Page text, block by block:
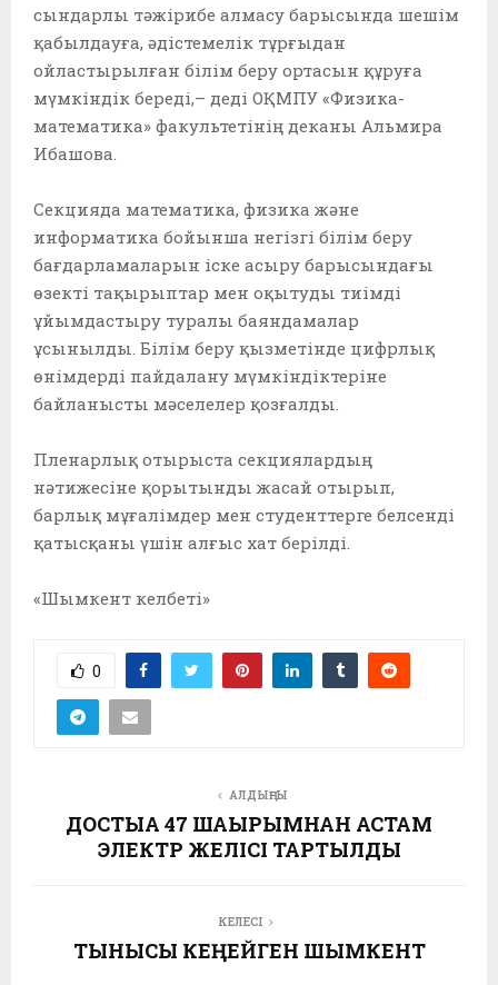
сындарлы тәжірибе алмасу барысында шешім
қабылдауға, әдістемелік тұрғыдан
ойластырылған білім беру ортасын құруға
мүмкіндік береді,– деді ОҚМПУ «Физика-
математика» факультетінің деканы Альмира
Ибашова.⁣⁣⠀
Секцияда математика, физика және
информатика бойынша негізгі білім беру
бағдарламаларын іске асыру барысындағы
өзекті тақырыптар мен оқытуды тиімді
ұйымдастыру туралы баяндамалар
ұсынылды. Білім беру қызметінде цифрлық
өнімдерді пайдалану мүмкіндіктеріне
байланысты мәселелер қозғалды. ⁣⁣⠀⁣⁣⠀
Пленарлық отырыста секциялардың
нәтижесіне қорытынды жасай отырып,
барлық мұғалімдер мен студенттерге белсенді
қатысқаны үшін алғыс хат берілді. ⁣⁣⠀
«Шымкент келбеті»⁣⁣
0
АЛДЫҢҒЫ
ДОСТЫҚҚА 47 ШАҚЫРЫМНАН АСТАМ
ЭЛЕКТР ЖЕЛІСІ ТАРТЫЛДЫ
КЕЛЕСІ
ТЫНЫСЫ КЕҢЕЙГЕН ШЫМКЕНТ